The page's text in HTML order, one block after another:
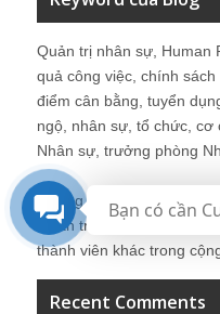
Quản trị nhân sự, Human
quả công việc, chính
điểm cân bằng, tuyển
ngộ, nhân sự, tổ chức, cơ
Nhân sự, trưởng phòng
Những bài viết tại blog
Quản trị Nhân sự Nguyễn
thành viên khác trong
Recent Comments
Bạn có cần